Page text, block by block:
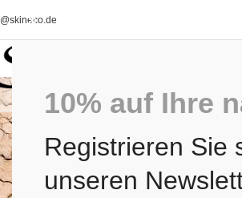
10% auf Ihre
Registrieren Sie
unseren